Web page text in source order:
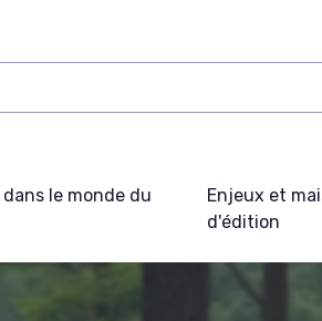
le monde du
Enjeux et
d'édition